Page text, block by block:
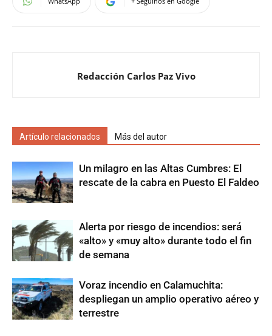
Redacción Carlos Paz Vivo
Artículo relacionados Más del autor
Un milagro en las Altas Cumbres: El
rescate de la cabra en Puesto El Faldeo
Alerta por riesgo de incendios: será
«alto» y «muy alto» durante todo el fin
de semana
Voraz incendio en Calamuchita:
despliegan un amplio operativo aéreo y
terrestre